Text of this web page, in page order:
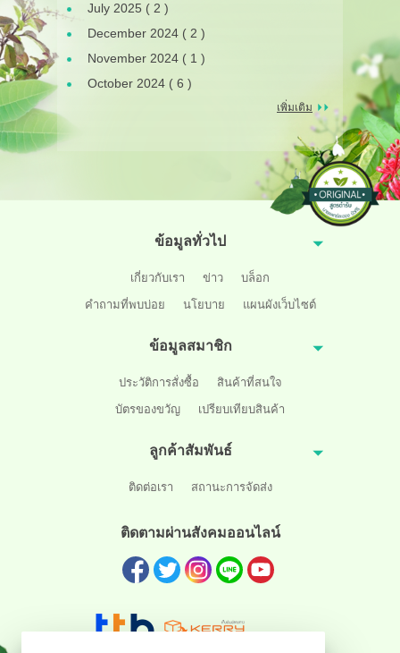
July 2025 ( 2 )
December 2024 ( 2 )
November 2024 ( 1 )
October 2024 ( 6 )
เพิ่มเติม
ข้อมูลทั่วไป
เกี่ยวกับเรา ข่าว
บล็อก
คำถามที่พบบ่อย
นโยบาย แผนผังเว็บไซต์
ข้อมูลสมาชิก
ประวัติการสั่งซื้อ
สินค้าที่สนใจ
บัตรของขวัญ
เปรียบเทียบสินค้า
ลูกค้าสัมพันธ์
ติดต่อเรา สถานะการจัดส่ง
ติดตามผ่านสังคมออนไลน์